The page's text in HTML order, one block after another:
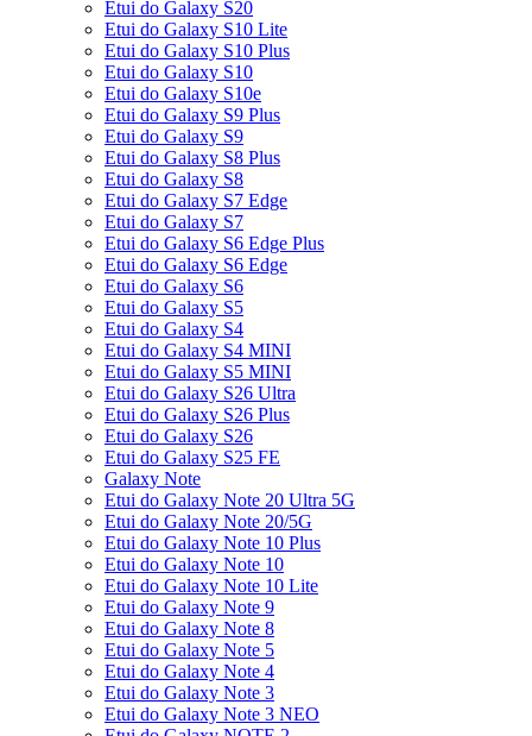
Etui do Galaxy S20
Etui do Galaxy S10 Lite
Etui do Galaxy S10 Plus
Etui do Galaxy S10
Etui do Galaxy S10e
Etui do Galaxy S9 Plus
Etui do Galaxy S9
Etui do Galaxy S8 Plus
Etui do Galaxy S8
Etui do Galaxy S7 Edge
Etui do Galaxy S7
Etui do Galaxy S6 Edge Plus
Etui do Galaxy S6 Edge
Etui do Galaxy S6
Etui do Galaxy S5
Etui do Galaxy S4
Etui do Galaxy S4 MINI
Etui do Galaxy S5 MINI
Etui do Galaxy S26 Ultra
Etui do Galaxy S26 Plus
Etui do Galaxy S26
Etui do Galaxy S25 FE
Galaxy Note
Etui do Galaxy Note 20 Ultra 5G
Etui do Galaxy Note 20/5G
Etui do Galaxy Note 10 Plus
Etui do Galaxy Note 10
Etui do Galaxy Note 10 Lite
Etui do Galaxy Note 9
Etui do Galaxy Note 8
Etui do Galaxy Note 5
Etui do Galaxy Note 4
Etui do Galaxy Note 3
Etui do Galaxy Note 3 NEO